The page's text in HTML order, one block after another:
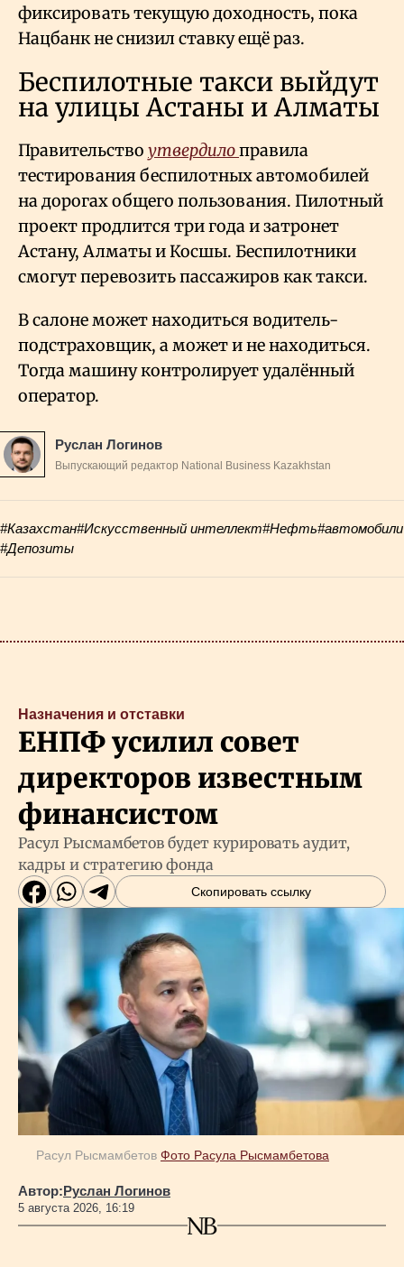
фиксировать текущую доходность, пока
Нацбанк не снизил ставку ещё раз.
Беспилотные такси выйдут
на улицы Астаны и Алматы
Правительство утвердилоправила
тестирования беспилотных автомобилей
на дорогах общего пользования. Пилотный
проект продлится три года и затронет
Астану, Алматы и Косшы. Беспилотники
смогут перевозить пассажиров как такси.
В салоне может находиться водитель-
подстраховщик, а может и не находиться.
Тогда машину контролирует удалённый
оператор.
Руслан Логинов
Выпускающий редактор National Business Kazakhstan
#Казахстан#Искусственный интеллект#Нефть#автомобили
#Депозиты
Назначения и отставки
ЕНПФ усилил совет
директоров известным
финансистом
Расул Рысмамбетов будет курировать аудит,
кадры и стратегию фонда
Скопировать ссылку
Расул Рысмамбетов Фото Расула Рысмамбетова
Автор:Руслан Логинов
5 августа 2026, 16:19